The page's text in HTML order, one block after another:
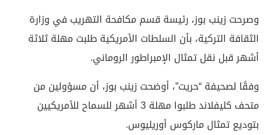
وصرحت زينب بوز، رئيسة قسم مكافحة التهريب في وزارة
الثقافة التركية، بأن السلطات الأمريكية طلبت مهلة ثلاثة
أشهر قبل نقل تمثال الإمبراطور الروماني.
وفقًا لصحيفة “حريت”، أوضحت زينب بوز، أن مسؤولين من
متحف كليفلاند طلبوا مهلة 3 أشهر للسماح للأمريكيين
بتوديع تمثال ماركوس أوريليوس.